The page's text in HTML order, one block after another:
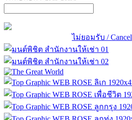
ไม่ยอมรับ / Cancel